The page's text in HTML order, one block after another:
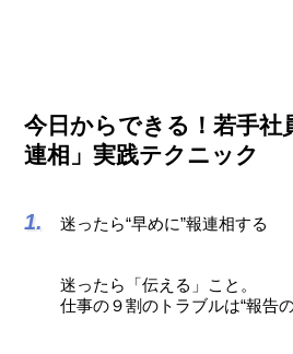
今日からできる！若手社
連相」実践テクニック
迷ったら“早めに”報連相する
迷ったら「伝える」こと。
仕事の９割のトラブルは“報告の